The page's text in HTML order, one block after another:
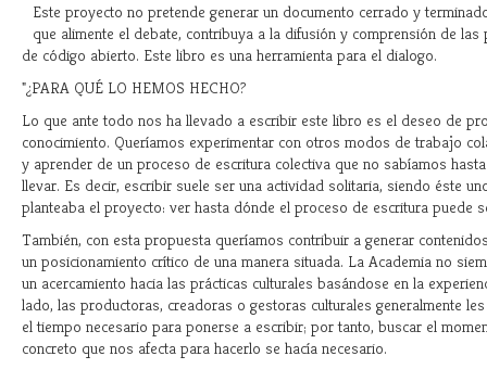
Este proyecto no pretende generar un documento cerrado y
que alimente el debate, contribuya a la difusión y comprensión de las
de código abierto. Este libro es una herramienta para el dialogo.
"¿PARA QUÉ LO HEMOS HECHO?
Lo que ante todo nos ha llevado a escribir este libro es el deseo de
conocimiento. Queríamos experimentar con otros modos de trabajo
y aprender de un proceso de escritura colectiva que no sabíamos
llevar. Es decir, escribir suele ser una actividad solitaria, siendo éste
planteaba el proyecto: ver hasta dónde el proceso de escritura puede
También, con esta propuesta queríamos contribuir a generar
un posicionamiento crítico de una manera situada. La Academia no
un acercamiento hacia las prácticas culturales basándose en la
lado, las productoras, creadoras o gestoras culturales generalmente
el tiempo necesario para ponerse a escribir; por tanto, buscar el
concreto que nos afecta para hacerlo se hacía necesario.